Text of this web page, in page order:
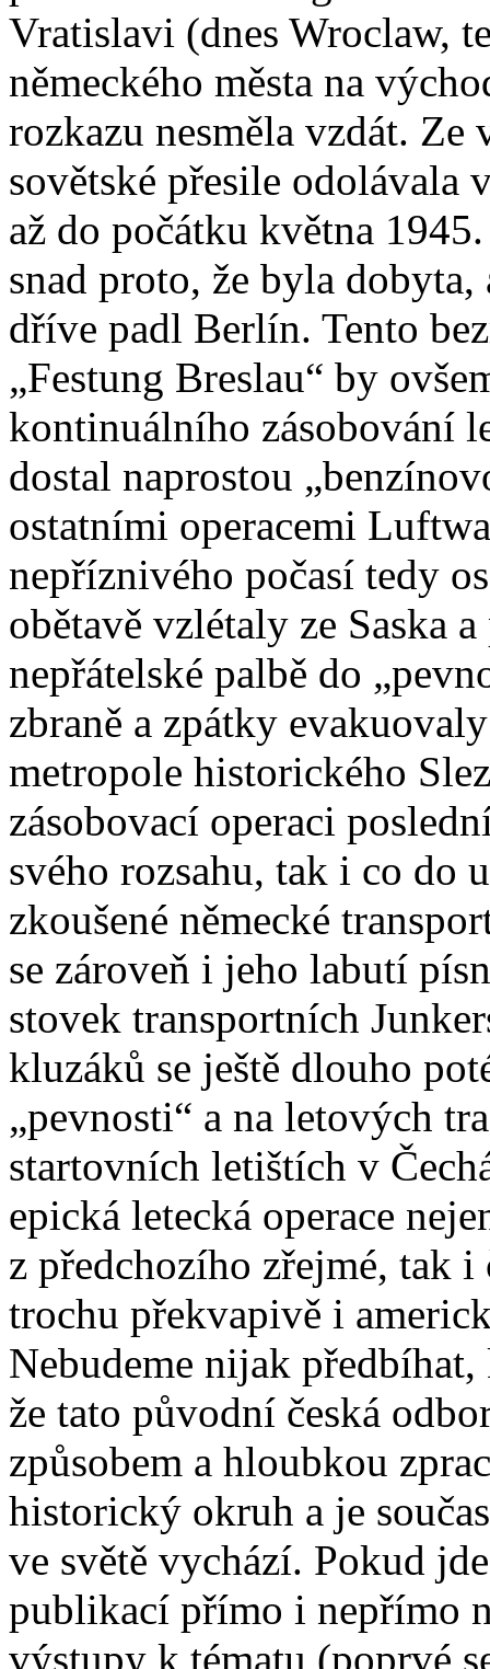
Vratislavi (dnes Wroclaw,
německého města na
rozkazu nesměla vzdát. Ze
sovětské přesile odolávala
až do počátku května
snad proto, že byla
dříve padl Berlín. Tento
„Festung Breslau“ by
kontinuálního zásobování
dostal naprostou
ostatními operacemi
nepříznivého počasí tedy
obětavě vzlétaly ze Saska
nepřátelské palbě do
zbraně a zpátky
metropole historického
zásobovací operaci
svého rozsahu, tak i co do
zkoušené německé
se zároveň i jeho labutí
stovek transportních
kluzáků se ještě dlouho
„pevnosti“ a na letových
startovních letištích v
epická letecká operace
z předchozího zřejmé, tak i
trochu překvapivě i
Nebudeme nijak předbíhat,
že tato původní česká
způsobem a hloubkou
historický okruh a je
ve světě vychází. Pokud
publikací přímo i nepřímo
výstupy k tématu (poprvé